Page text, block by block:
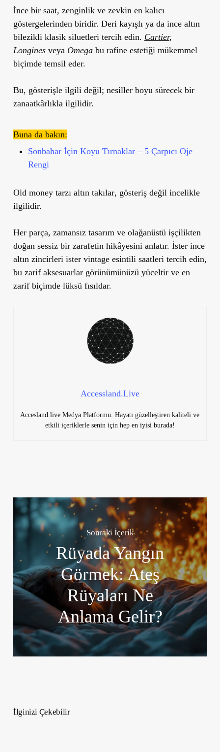
İnce bir saat, zenginlik ve zevkin en kalıcı
göstergelerinden biridir. Deri kayışlı ya da ince altın
bilezikli klasik siluetleri tercih edin. Cartier,
Longinesveya Omegabu rafine estetiği mükemmel
biçimde temsil eder.
Bu, gösterişle ilgili değil; nesiller boyu sürecek bir
zanaatkârlıkla ilgilidir.
Buna da bakın:
Sonbahar İçin Koyu Tırnaklar – 5 Çarpıcı Oje
Rengi
Old money tarzı altın takılar, gösteriş değil incelikle
ilgilidir.
Her parça, zamansız tasarım ve olağanüstü işçilikten
doğan sessiz bir zarafetin hikâyesini anlatır. İster ince
altın zincirleri ister vintage esintili saatleri tercih edin,
bu zarif aksesuarlar görünümünüzü yüceltir ve en
zarif biçimde lüksü fısıldar.
Accessland.Live
Accesland.live Medya Platformu. Hayatı güzelleştiren kaliteli ve
etkili içeriklerle senin için hep en iyisi burada!
Sonraki İçerik
Rüyada Yangın
Görmek: Ateş
Rüyaları Ne
Anlama Gelir?
İlginizi Çekebilir